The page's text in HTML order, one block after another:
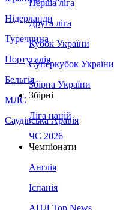
Нідерланди
Туреччина
Португалія
Бельгія
МЛС
Саудівська Аравія
Перша ліга
Друга ліга
Кубок України
Суперкубок України
Збірна України
Збірні
Ліга націй
ЧС 2026
Чемпіонати
Англія
Іспанія
АПЛ Top News